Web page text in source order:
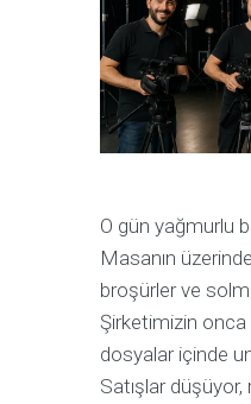
O gün yağmurlu
Masanın
broşürler ve
Şirketimizin
dosyalar içinde
Satışlar